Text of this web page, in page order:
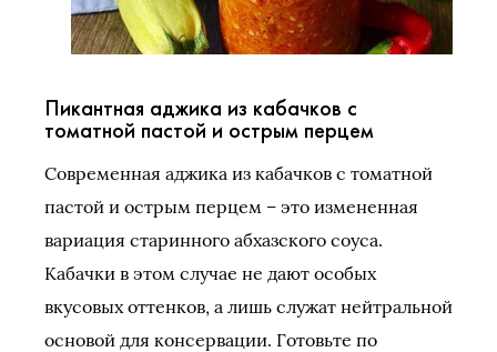
Пикантная аджика из кабачков с
томатной пастой и острым перцем
Современная аджика из кабачков с томатной
пастой и острым перцем – это измененная
вариация старинного абхазского соуса.
Кабачки в этом случае не дают особых
вкусовых оттенков, а лишь служат нейтральной
основой для консервации. Готовьте по